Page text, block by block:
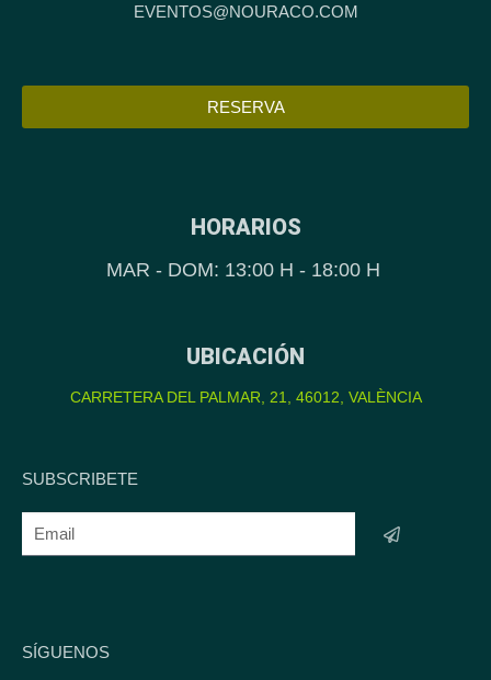
EVENTOS@NOURACO.COM
RESERVA
HORARIOS
MAR - DOM: 13:00 H - 18:00 H
UBICACIÓN
CARRETERA DEL PALMAR, 21, 46012, VALÈNCIA
SUBSCRIBETE
SÍGUENOS